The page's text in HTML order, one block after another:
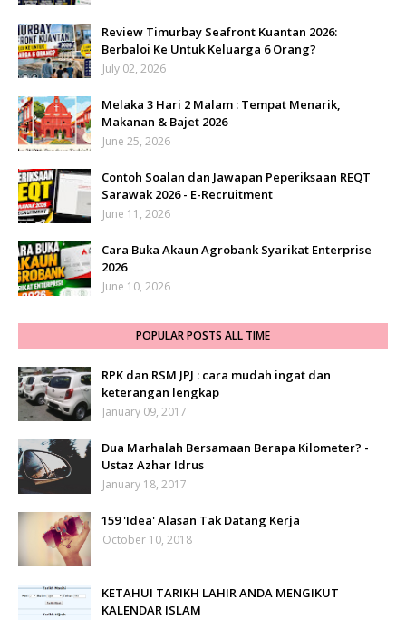
Review Timurbay Seafront Kuantan 2026:
Berbaloi Ke Untuk Keluarga 6 Orang?
July 02, 2026
Melaka 3 Hari 2 Malam : Tempat Menarik,
Makanan & Bajet 2026
June 25, 2026
Contoh Soalan dan Jawapan Peperiksaan REQT
Sarawak 2026 - E-Recruitment
June 11, 2026
Cara Buka Akaun Agrobank Syarikat Enterprise
2026
June 10, 2026
POPULAR POSTS ALL TIME
RPK dan RSM JPJ : cara mudah ingat dan
keterangan lengkap
January 09, 2017
Dua Marhalah Bersamaan Berapa Kilometer? -
Ustaz Azhar Idrus
January 18, 2017
159 'Idea' Alasan Tak Datang Kerja
October 10, 2018
KETAHUI TARIKH LAHIR ANDA MENGIKUT
KALENDAR ISLAM